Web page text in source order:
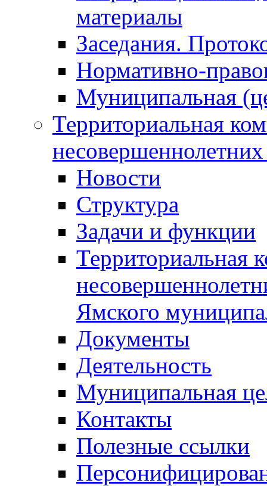
материалы
Заседания.
Нормативно-
Муниципальная
Территориальная
Новости
Структура
Задачи и функции
Территориальная
Ямского
Документы
Деятельность
Муниципальная
Контакты
Полезные ссылки